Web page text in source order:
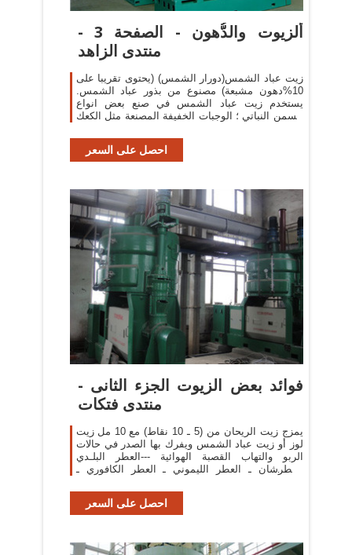
ألزيوت والدُّهون - الصفحة 3 -
منتدى الزاهد
زيت عباد الشمس(دورار الشمس) (يحتوى تقريبا على
10%دهون مشبعة) مصنوع من بذور عباد الشمس.
يستخدم زيت عباد الشمس في صنع بعض انواع
السمن النباتي ؛ الوجبات الخفيفة المصنعة مثل الكعك
احصل على السعر
فوائد بعض الزيوت الجزء الثانى -
منتدى فتكات
يمزج زيت الريحان من (5 ـ 10 نقاط) مع 10 مل زيت
لوز أو زيت عباد الشمس ويفرك بها الصدر في حالات
الربو والتهاب القصبة الهوائية ---العطر البلـدي
العطرشان ـ العطر الليموني ـ العطر الكافوري ـ
احصل على السعر